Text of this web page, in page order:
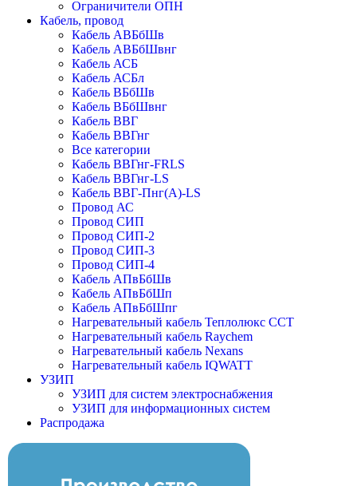
Ограничители ОПН
Кабель, провод
Кабель АВБбШв
Кабель АВБбШвнг
Кабель АСБ
Кабель АСБл
Кабель ВБбШв
Кабель ВБбШвнг
Кабель ВВГ
Кабель ВВГнг
Все категории
Кабель ВВГнг-FRLS
Кабель ВВГнг-LS
Кабель ВВГ-Пнг(А)-LS
Провод АС
Провод СИП
Провод СИП-2
Провод СИП-3
Провод СИП-4
Кабель АПвБбШв
Кабель АПвБбШп
Кабель АПвБбШпг
Нагревательный кабель Теплолюкс ССТ
Нагревательный кабель Raychem
Нагревательный кабель Nexans
Нагревательный кабель IQWATT
УЗИП
УЗИП для систем электроснабжения
УЗИП для информационных систем
Распродажа